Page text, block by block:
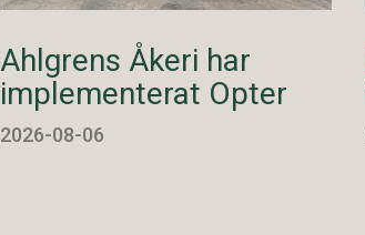
Ahlgrens Åkeri har
implementerat Opter
2026-08-06